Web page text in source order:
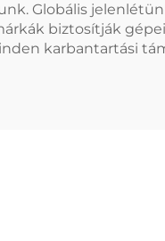
Globális
biztosítják
karbantartási